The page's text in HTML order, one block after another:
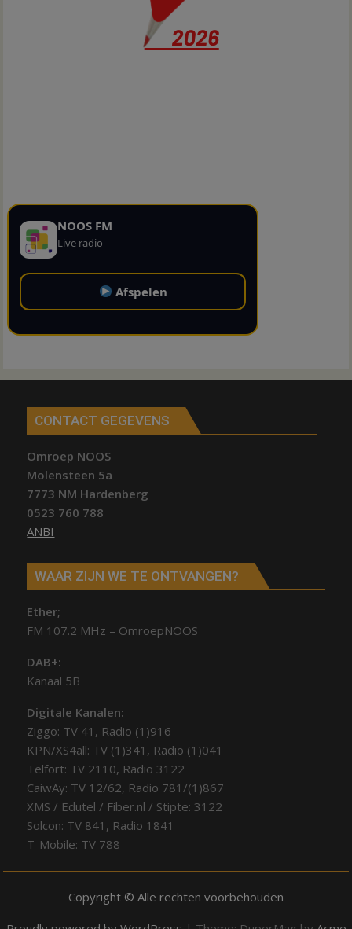
NOOS FM
Live radio
Afspelen
CONTACT GEGEVENS
Omroep NOOS
Molensteen 5a
7773 NM Hardenberg
0523 760 788
ANBI
WAAR ZIJN WE TE ONTVANGEN?
Ether;
FM 107.2 MHz – OmroepNOOS
DAB+:
Kanaal 5B
Digitale Kanalen:
Ziggo: TV 41, Radio (1)916
KPN/XS4all: TV (1)341, Radio (1)041
Telfort: TV 2110, Radio 3122
CaiwAy: TV 12/62, Radio 781/(1)867
XMS / Edutel / Fiber.nl / Stipte: 3122
Solcon: TV 841, Radio 1841
T-Mobile: TV 788
Copyright © Alle rechten voorbehouden